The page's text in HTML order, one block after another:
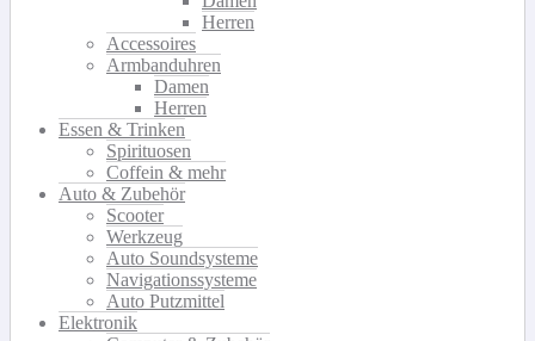
Herren
Accessoires
Armbanduhren
Damen
Herren
Essen & Trinken
Spirituosen
Coffein & mehr
Auto & Zubehör
Scooter
Werkzeug
Auto Soundsysteme
Navigationssysteme
Auto Putzmittel
Elektronik